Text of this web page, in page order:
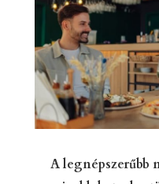
A